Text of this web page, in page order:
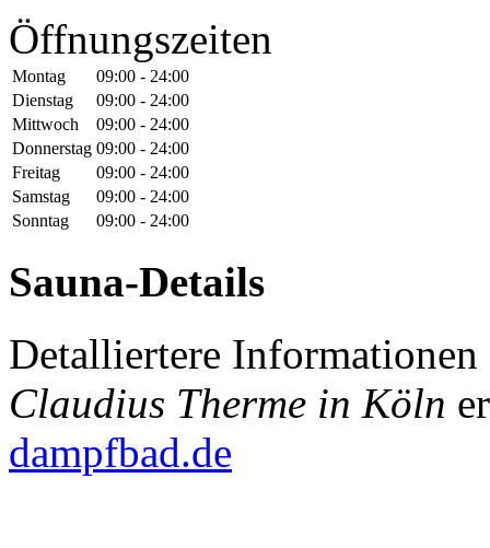
Öffnungszeiten
Montag
09:00 - 24:00
Dienstag
09:00 - 24:00
Mittwoch
09:00 - 24:00
Donnerstag 09:00 - 24:00
Freitag
09:00 - 24:00
Samstag
09:00 - 24:00
Sonntag
09:00 - 24:00
Sauna-Details
Detalliertere Informationen
Claudius Therme in Köln
dampfbad.de